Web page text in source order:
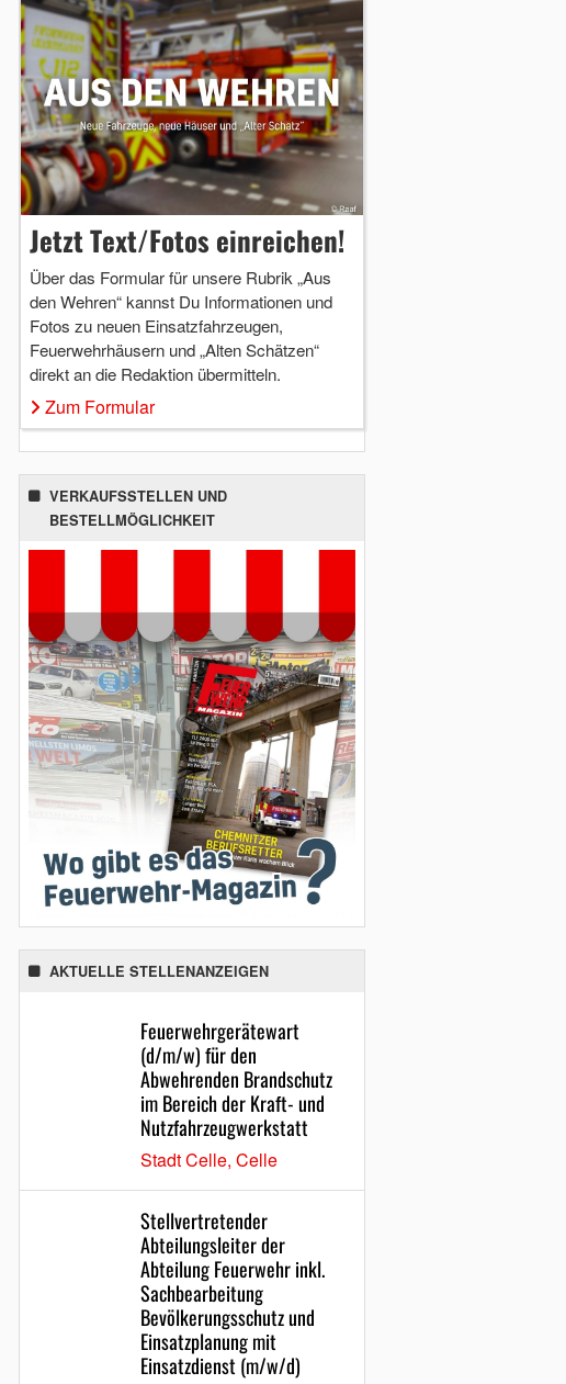
Jetzt Text/Fotos einreichen!
Über das Formular für unsere Rubrik „Aus
den Wehren“ kannst Du Informationen und
Fotos zu neuen Einsatzfahrzeugen,
Feuerwehrhäusern und „Alten Schätzen“
direkt an die Redaktion übermitteln.
Zum Formular
VERKAUFSSTELLEN UND
BESTELLMÖGLICHKEIT
AKTUELLE STELLENANZEIGEN
Feuerwehrgerätewart
(d/m/w) für den
Abwehrenden Brandschutz
im Bereich der Kraft- und
Nutzfahrzeugwerkstatt
Stadt Celle, Celle
Stellvertretender
Abteilungsleiter der
Abteilung Feuerwehr inkl.
Sachbearbeitung
Bevölkerungsschutz und
Einsatzplanung mit
Einsatzdienst (m/w/d)